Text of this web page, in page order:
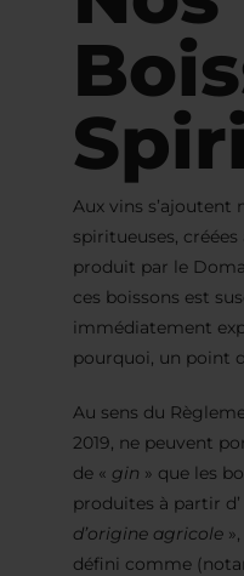
Aux vins s’ajoutent
spiritueuses,
produit par le
ces boissons est
immédiatement
pourquoi, un point
Au sens du
2019, ne peuvent
de « gin » que les
produites à partir d’
d’origine agricole
défini comme